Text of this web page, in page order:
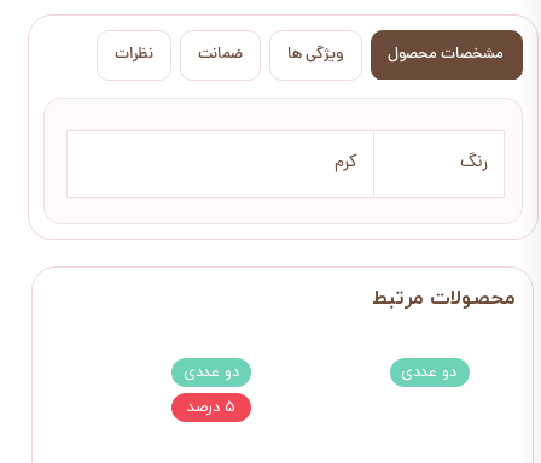
مشخصات محصول ویژگی ها ضمانت نظرات
رنگ کرم
دو عددی
۵ درصد
دو عددی